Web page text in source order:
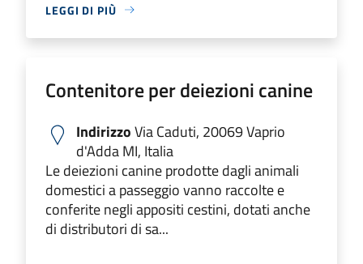
LEGGI DI PIÙ
Contenitore per deiezioni canine
IndirizzoVia Caduti, 20069 Vaprio
d'Adda MI, Italia
Le deiezioni canine prodotte dagli animali
domestici a passeggio vanno raccolte e
conferite negli appositi cestini, dotati anche
di distributori di sa...